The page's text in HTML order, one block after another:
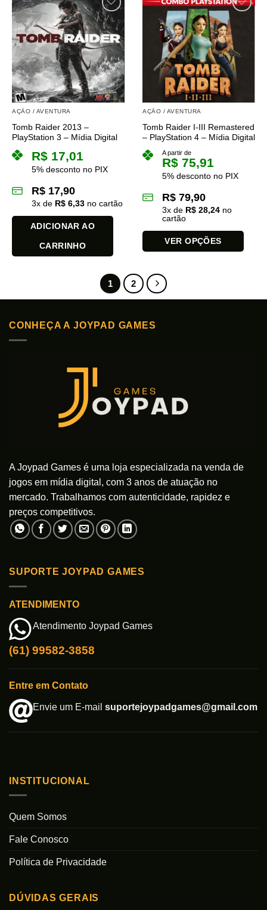
tem
várias
variantes.
As
opções
podem
ser
escolhidas
do
produto
tem
várias
variantes.
opções
podem
escolhidas
do
produto
AÇÃO / AVENTURA
Tomb Raider 2013 –
PlayStation 3 – Mídia Digital
R$ 17,01
5% desconto no PIX
R$ 17,90
3x de R$ 6,33 no cartão
ADICIONAR AO
CARRINHO
AÇÃO / AVENTURA
Tomb Raider I-III Remastered
– PlayStation 4 – Mídia Digital
A partir de
R$ 75,91
5% desconto no PIX
R$ 79,90
3x de R$ 28,24 no
cartão
VER OPÇÕES
tem
várias
As
página
do
1 2
CONHEÇA A JOYPAD GAMES
A Joypad Games é uma loja especializada na venda de
jogos em mídia digital, com 3 anos de atuação no
mercado. Trabalhamos com autenticidade, rapidez e
preços competitivos.
SUPORTE JOYPAD GAMES
ATENDIMENTO
Atendimento Joypad Games
(61) 99582-3858
Entre em Contato
Envie um E-mail suportejoypadgames@gmail.com
INSTITUCIONAL
Quem Somos
Fale Conosco
Política de Privacidade
DÚVIDAS GERAIS